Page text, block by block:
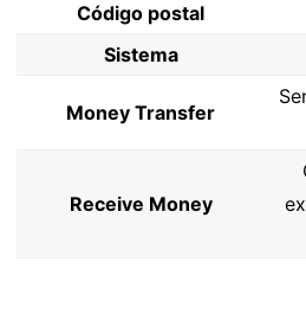
Código postal
Sistema
Money Transfer
Receive Money